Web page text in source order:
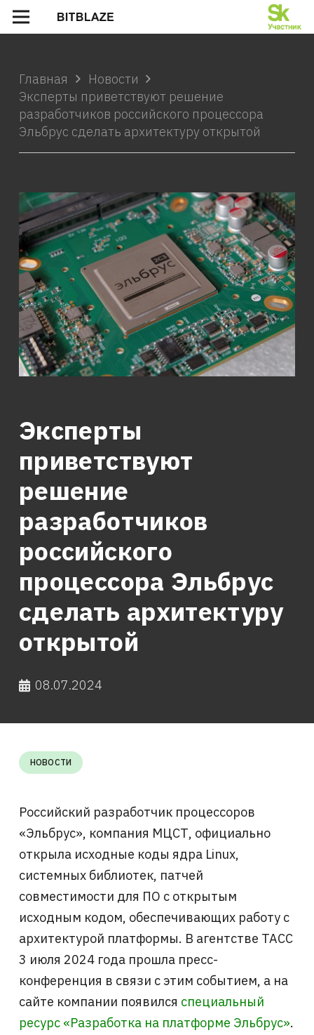
Главная
Новости
Эксперты приветствуют решение
разработчиков российского процессора
Эльбрус сделать архитектуру открытой
Эксперты
приветствуют
решение
разработчиков
российского
процессора Эльбрус
сделать архитектуру
открытой
08.07.2024
НОВОСТИ
Российский разработчик процессоров
«Эльбрус», компания МЦСТ, официально
открыла исходные коды ядра Linux,
системных библиотек, патчей
совместимости для ПО с открытым
исходным кодом, обеспечивающих работу с
архитектурой платформы. В агентстве ТАСС
3 июля 2024 года прошла пресс-
конференция в связи с этим событием, а на
сайте компании появился специальный
ресурс «Разработка на платформе Эльбрус».